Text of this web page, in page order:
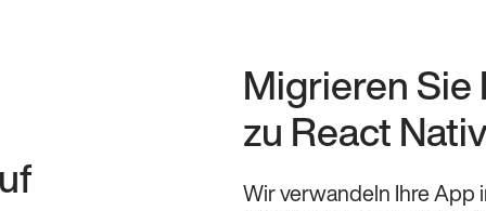
Migrieren Sie
zu React
Wir verwandeln Ihre App